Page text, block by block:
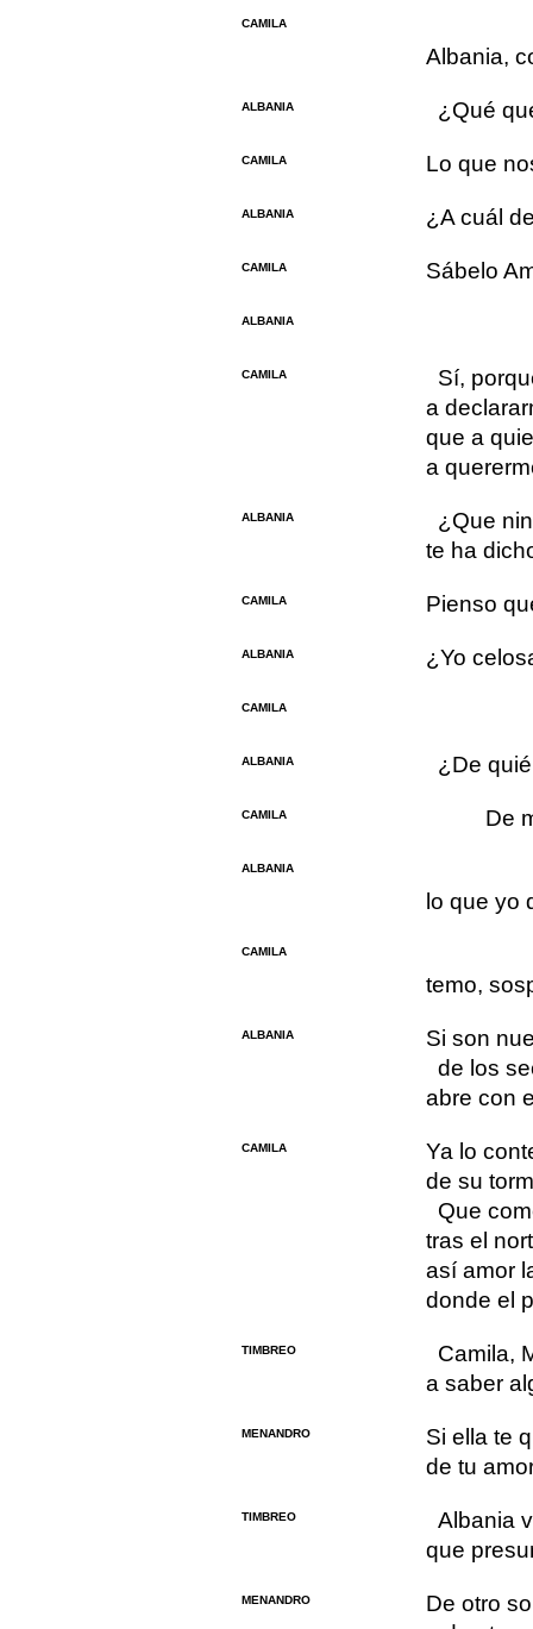
CAMILA
Albania,
ALBANIA ¿Qué
CAMILA Lo que
ALBANIA ¿A cuál
CAMILA Sábelo
ALBANIA
CAMILA
Sí,
a
que a
a
ALBANIA
¿Que
te ha
CAMILA Pienso
ALBANIA ¿Yo
CAMILA
ALBANIA ¿De
CAMILA De
ALBANIA
lo que yo
CAMILA
temo,
ALBANIA
Si son
de los
abre con
CAMILA
Ya lo
de su
Que
tras el
así amor
donde el
TIMBREO
Camila,
a saber
MENANDRO
Si ella te
de tu
TIMBREO
Albania
que
MENANDRO
De otro